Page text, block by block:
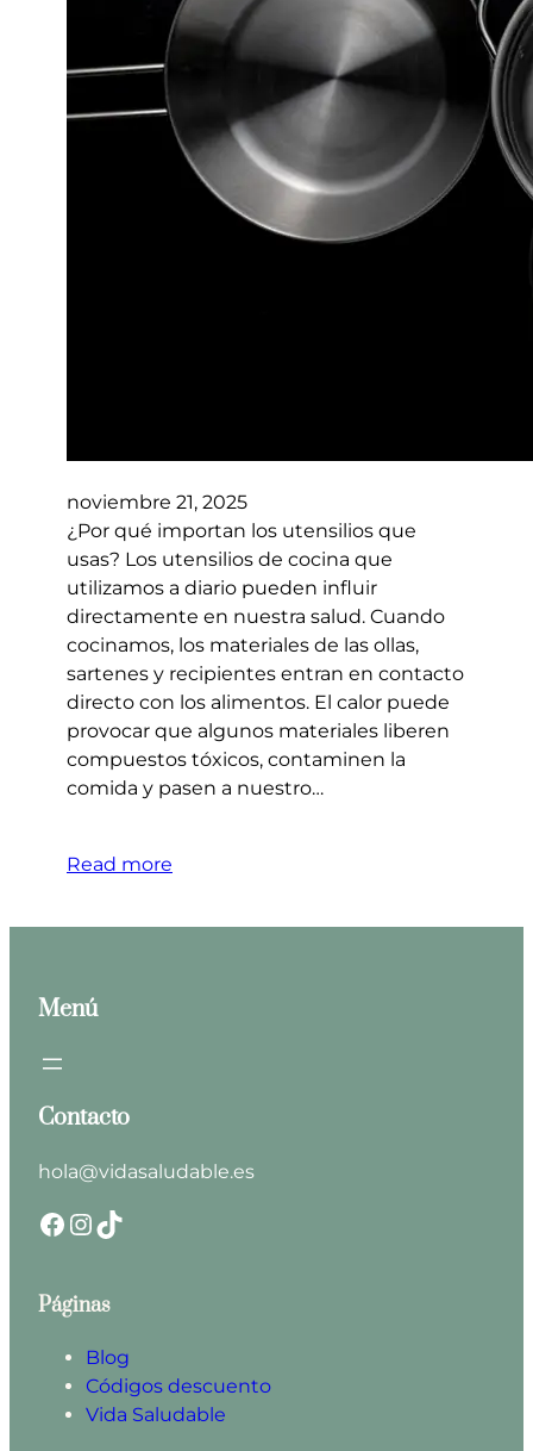
noviembre 21, 2025
¿Por qué importan los utensilios que
usas? Los utensilios de cocina que
utilizamos a diario pueden influir
directamente en nuestra salud. Cuando
cocinamos, los materiales de las ollas,
sartenes y recipientes entran en contacto
directo con los alimentos. El calor puede
provocar que algunos materiales liberen
compuestos tóxicos, contaminen la
comida y pasen a nuestro…
Read more
Menú
Contacto
hola@vidasaludable.es
Facebook InstagramTikTok
Páginas
Blog
Códigos descuento
Vida Saludable